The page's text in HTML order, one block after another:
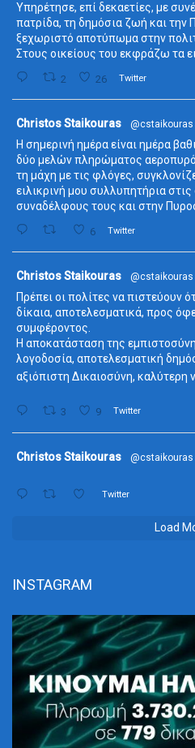
Υπηρέτησε, επί δεκαετίες, με
πατρίδα, τη δημόσια ζωή και την
ξεχωριστό αποτύπωμα στην
Στους οικείους του εκφράζω τα
2 26 Twitter
Christos Staikouras @cstaikouras
Η σημερινή ημέρα είναι ημέρα
δύο μελών πληρώματος
τη μάχη με τις φλόγες,
ειλικρινή μου συλλυπητήρια
συναδέλφους τους και στην
6 Twitter
Christos Staikouras @cstaikouras
Πρέπει οι πολίτες να πιστεύουν
δίκαια, αποτελεσματικά, προς
συμφέροντος.
Η αποκατάσταση της
λογοδοσία, αποτελεσματική
αξιόπιστη Δικαιοσύνη, καλύτερη
3 9 Twitter
Christos Staikouras @cstaikouras
Twitter
Load
INSTAGRAM